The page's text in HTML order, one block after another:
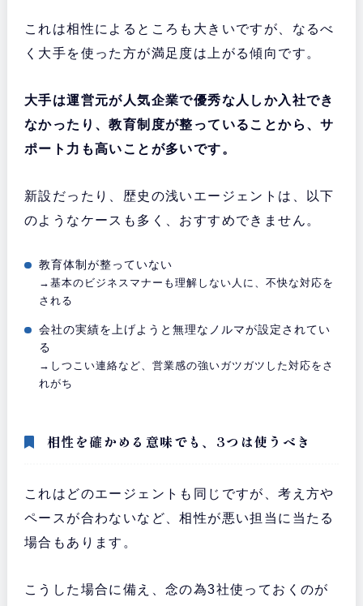
これは相性によるところも大きいですが、なるべ
く大手を使った方が満足度は上がる傾向です。
大手は運営元が人気企業で優秀な人しか入社でき
なかったり、教育制度が整っていることから、サ
ポート力も高いことが多いです。
新設だったり、歴史の浅いエージェントは、以下
のようなケースも多く、おすすめできません。
教育体制が整っていない
→基本のビジネスマナーも理解しない人に、不快な対応を
される
会社の実績を上げようと無理なノルマが設定されてい
る
→しつこい連絡など、営業感の強いガツガツした対応をさ
れがち
相性を確かめる意味でも、3つは使うべき
これはどのエージェントも同じですが、考え方や
ペースが合わないなど、相性が悪い担当に当たる
場合もあります。
こうした場合に備え、念の為3社使っておくのが